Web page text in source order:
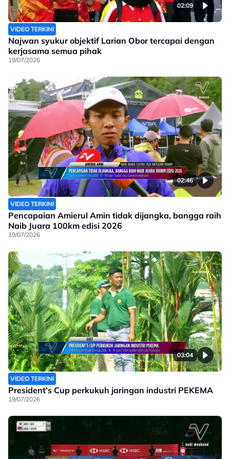
02:09
VIDEO TERKINI
Najwan syukur objektif Larian Obor tercapai dengan
kerjasama semua pihak
19/07/2026
02:46
VIDEO TERKINI
Pencapaian Amierul Amin tidak dijangka, bangga raih
Naib Juara 100km edisi 2026
19/07/2026
03:04
VIDEO TERKINI
President's Cup perkukuh jaringan industri PEKEMA
19/07/2026